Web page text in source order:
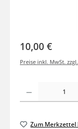
10,00 €
Preise inkl. MwSt.
Produkt Anzahl: Gib
Zum